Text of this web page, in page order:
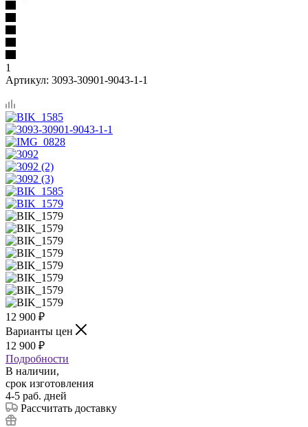
1
Артикул: 3093-30901-9043-1-1
12 900 ₽
Варианты цен
12 900 ₽
Подробности
В наличии,
срок изготовления
4-5 раб. дней
Рассчитать доставку